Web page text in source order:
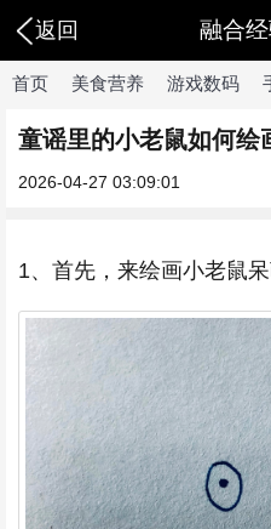
返回 融合
首页 美食营养 游戏数码
童谣里的小老鼠如何绘
2026-04-27 03:09:01
1、首先，来绘画小老鼠